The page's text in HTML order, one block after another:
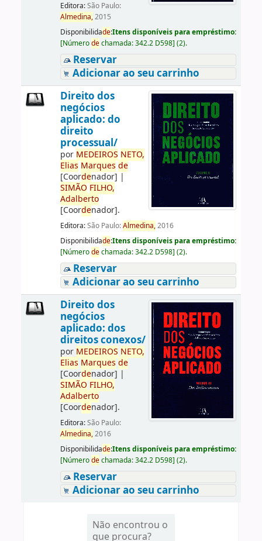
Editora:São Paulo:
Almedina,2015
Disponibilidade:Itens disponíveis para empréstimo:
[Númerodechamada:342.2 D598] (2).
Reservar
Adicionar ao seu carrinho
Direito dos
negócios
aplicado: do
direito
processual/
por MEDEIROS NETO,
Elias Marques de
[Coordenador] |
SIMÃO FILHO,
Adalberto
[Coordenador].
Editora:São Paulo:Almedina,2016
Disponibilidade:Itens disponíveis para empréstimo:
[Númerodechamada:342.2 D598] (2).
Reservar
Adicionar ao seu carrinho
Direito dos
negócios
aplicado: dos
direitos conexos/
por MEDEIROS NETO,
Elias Marques de
[Coordenador] |
SIMÃO FILHO,
Adalberto
[Coordenador].
Editora:São Paulo:
Almedina,2016
Disponibilidade:Itens disponíveis para empréstimo:
[Númerodechamada:342.2 D598] (2).
Reservar
Adicionar ao seu carrinho
Não encontrou o
que procura?